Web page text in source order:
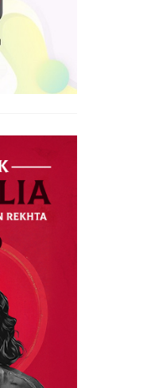
साइमा आफ़्ताब